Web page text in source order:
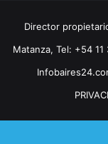
Director
Matanza, Tel: +54